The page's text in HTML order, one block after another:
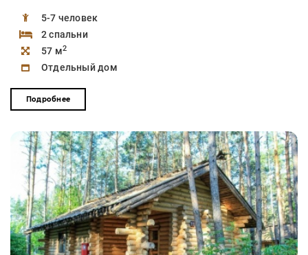
5-7 человек
2 спальни
57 м2
Отдельный дом
Подробнее